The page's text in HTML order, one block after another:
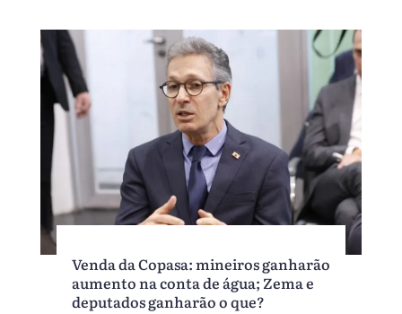
Venda da Copasa: mineiros ganharão
aumento na conta de água; Zema e
deputados ganharão o que?